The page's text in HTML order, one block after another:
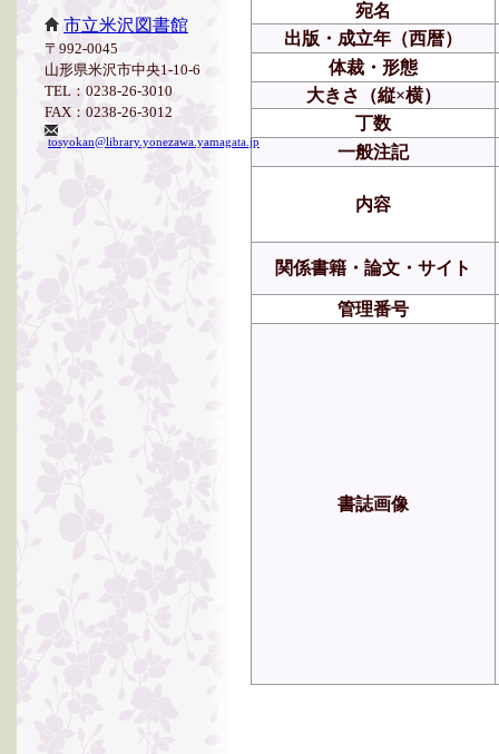
宛名
出版・成立年（西暦）
体裁・形態
大きさ（縦×横）
丁数
一般注記
内容
関係書籍・論文・サイト
管理番号
書誌画像
市立米沢図書館
〒992-0045
山形県米沢市中央1-10-6
TEL：0238-26-3010
FAX：0238-26-3012
tosyokan@library.yonezawa.yamagata.jp